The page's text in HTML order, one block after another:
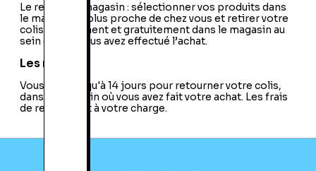
Le retrait en magasin : sélectionner vos produits dans
le magasin le plus proche de chez vous et retirer votre
colis directement et gratuitement dans le magasin au
sein duquel vous avez effectué l’achat.
Les retours
Vous avez jusqu'à 14 jours pour retourner votre colis,
dans le magasin où vous avez fait votre achat. Les frais
de retour sont à votre charge.